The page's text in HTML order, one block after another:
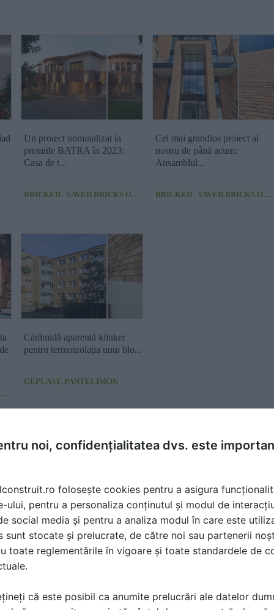
Un proiect nominalizat la
premiile BATRA în 2023:
Casa de t...
BRICKED - SAVED BRICKS OF TRANSILVANIA , CLUJ-NAPOCA
Cel mai grandios proiect al
nostru de până acum:
Ansamblul...
BRICKED - SAVED BRICKS OF TRANSILVANIA , CLUJ-NAPOCA
BRICKED - SAVED BRICKS OF TRANSILVANIA , CLUJ-NAPOCA
Cărămidă aparentă klinker
pentru termoizolația unui blo...
GEPLAST, PANTELIMON
Cărămida aparentă în
ce c...
noi, confidențialitatea dvs. este
folosește cookies pentru a asigura
ului, pentru a personaliza conținutul și modul de
social media și pentru a analiza modul în care este
sunt stocate și prelucrate, de către noi sau partenerii
toate reglementările în vigoare și toate standardele de
că este posibil ca anumite prelucrări ale datelor